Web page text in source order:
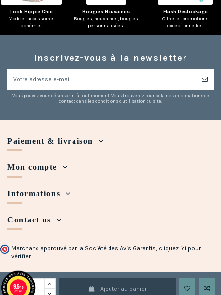
Ajouter au panier
Look Hippie Chic
Mode et accessoires
bohèmes.
Bougies Neuvaines
Bougies, neuvaines, bougies
personnalisées.
Flash Destockage
Offres et promotions
exceptionnelles.
Inscrivez-vous à la newsletter
Vous pouvez vous désinscrire à tout moment. Vous trouverez pour cela nos informations de
contact dans les conditions d'utilisation du site.
Paiement & livraison
Mon compte
Informations
Contact us
Marchand approuvé par la Société des Avis Garantis, cliquez ici pour
vérifier.
Copyright © 2018 - 2023 Maison Halleux. Developed with
9.5/10
728 avis